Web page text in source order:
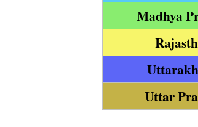
Madhya
Uttar